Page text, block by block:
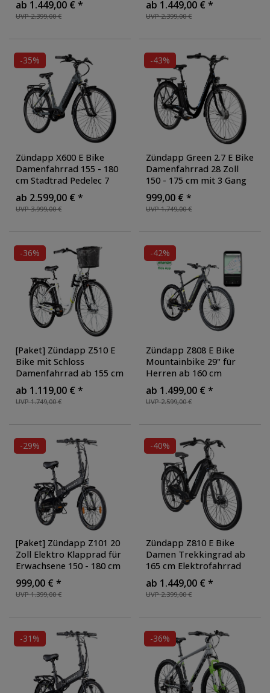
Rad Fahrrad mit 8 Gang
und Beleuchtung StVZO
UVP 2.399,00 €
ab 1.449,00 € *
Rad Fahrrad mit 8 Gang
und Beleuchtung StVZO
UVP 2.399,00 €
ab 1.449,00 € *
-35%
Zündapp X600 E Bike
Damenfahrrad 155 - 180
cm Stadtrad Pedelec 7
Gang Shimano Schaltung
Cityrad mit Bosch
Mittelmotor Hollandrad
UVP 3.999,00 €
ab 2.599,00 € *
-43%
Zündapp Green 2.7 E Bike
Damenfahrrad 28 Zoll
150 - 175 cm mit 3 Gang
Nabenschaltung Rücktritt
Pedelec Hollandrad
Citybike Nabenmotor
UVP 1.749,00 €
999,00 € *
-36%
[Paket] Zündapp Z510 E
Bike mit Schloss
Damenfahrrad ab 155 cm
Rücktritt Pedelec 28 Zoll
Fahrrad mit tiefem
Einstieg Hollandrad mit 3
Faltschloss, Farbe:
weiß/grün
UVP 1.749,00 €
ab 1.119,00 € *
-42%
Zündapp Z808 E Bike
Mountainbike 29" für
Herren ab 160 cm
Pedelec 10 Gang
Elektrofahrrad 540Wh
Scheibenbremsen
UVP 2.599,00 €
ab 1.499,00 € *
-29%
[Paket] Zündapp Z101 20
Zoll Elektro Klapprad für
Erwachsene 150 - 180 cm
6 Gang E Klappfahrrad E
Bike Faltrad Pedelec
StVZO, Farbe: schwarz
UVP 1.399,00 €
999,00 € *
-40%
Zündapp Z810 E Bike
Damen Trekkingrad ab
165 cm Elektrofahrrad
550 Wh Pedelec Trekking
Rad Fahrrad mit 8 Gang
und Beleuchtung StVZO
UVP 2.399,00 €
ab 1.449,00 € *
-31% -36%